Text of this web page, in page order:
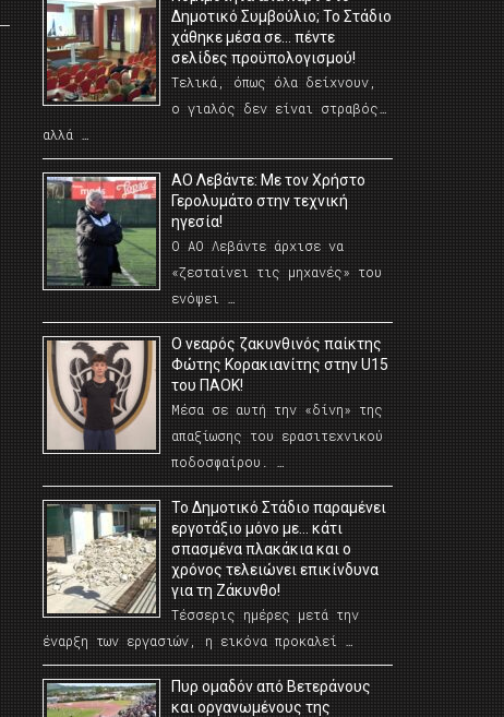
Δημοτικό Συμβούλιο; Το Στάδιο
χάθηκε μέσα σε… πέντε
σελίδες προϋπολογισμού!
Τελικά, όπως όλα δείχνουν,
ο γιαλός δεν είναι στραβός…
αλλά …
ΑΟ Λεβάντε: Με τον Χρήστο
Γερολυμάτο στην τεχνική
ηγεσία!
Ο ΑΟ Λεβάντε άρχισε να
«ζεσταίνει τις μηχανές» του
ενόψει …
O νεαρός ζακυνθινός παίκτης
Φώτης Κορακιανίτης στην U15
του ΠΑΟΚ!
Μέσα σε αυτή την «δίνη» της
απαξίωσης του ερασιτεχνικού
ποδοσφαίρου. …
Το Δημοτικό Στάδιο παραμένει
εργοτάξιο μόνο με… κάτι
σπασμένα πλακάκια και ο
χρόνος τελειώνει επικίνδυνα
για τη Ζάκυνθο!
Τέσσερις ημέρες μετά την
έναρξη των εργασιών, η εικόνα προκαλεί …
Πυρ ομαδόν από Βετεράνους
και οργανωμένους της